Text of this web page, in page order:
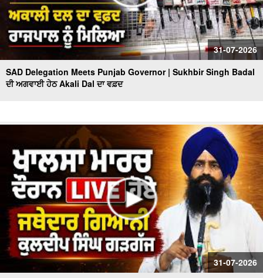
31-07-2026
SAD Delegation Meets Punjab Governor | Sukhbir Singh Badal
ਦੀ ਅਗਵਾਈ ਹੇਠ Akali Dal ਦਾ ਵਫ਼ਦ
31-07-2026